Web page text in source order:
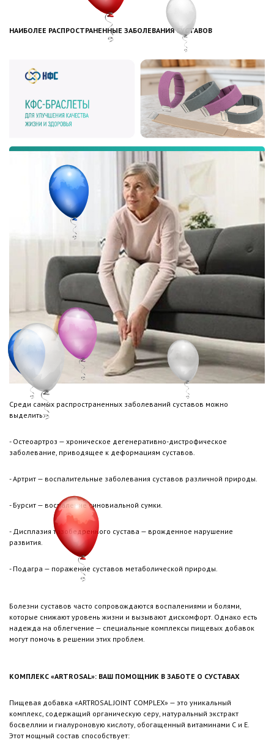
НАИБОЛЕЕ РАСПРОСТРАНЕННЫЕ ЗАБОЛЕВАНИЯ СУСТАВОВ
Среди самых распространенных заболеваний суставов можно
выделить:
- Остеоартроз — хроническое дегенеративно-дистрофическое
заболевание, приводящее к деформациям суставов.
- Артрит — воспалительные заболевания суставов различной природы.
- Бурсит — воспаление синовиальной сумки.
- Дисплазия тазобедренного сустава — врожденное нарушение
развития.
- Подагра — поражение суставов метаболической природы.
Болезни суставов часто сопровождаются воспалениями и болями,
которые снижают уровень жизни и вызывают дискомфорт. Однако есть
надежда на облегчение — специальные комплексы пищевых добавок
могут помочь в решении этих проблем.
КОМПЛЕКС «ARTROSAL»: ВАШ ПОМОЩНИК В ЗАБОТЕ О СУСТАВАХ
Пищевая добавка «ARTROSAL JOINT COMPLEX» — это уникальный
комплекс, содержащий органическую серу, натуральный экстракт
босвеллии и гиалуроновую кислоту, обогащенный витаминами C и E.
Этот мощный состав способствует: